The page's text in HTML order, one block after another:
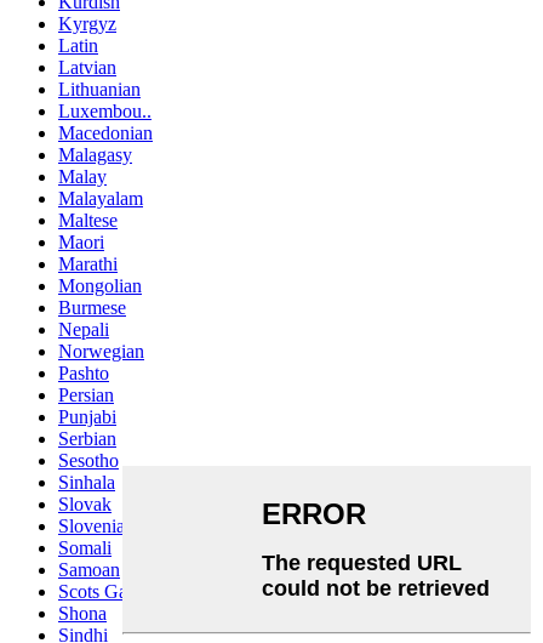
Kyrgyz
Latin
Latvian
Lithuanian
Luxembou..
Macedonian
Malagasy
Malay
Malayalam
Maltese
Maori
Marathi
Mongolian
Burmese
Nepali
Norwegian
Pashto
Persian
Punjabi
Serbian
Sesotho
Sinhala
Slovak
Slovenian
Somali
Samoan
Scots Gaelic
Shona
Sindhi